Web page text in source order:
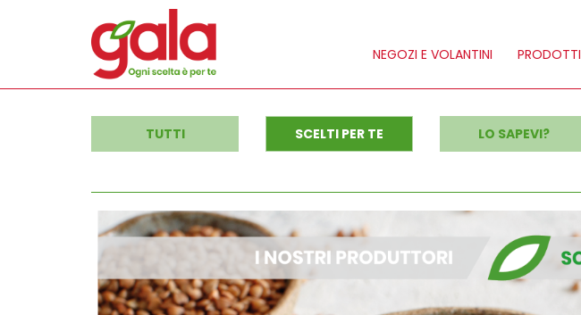
NEGOZI E VOLANTINI PRODOTTI
TUTTI SCELTI PER TE LO SAPEVI?